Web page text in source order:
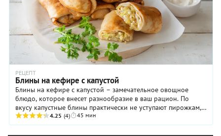
РЕЦЕПТ
Блины на кефире с капустой
Блины на кефире с капустой – замечательное овощное
блюдо, которое внесет разнообразие в ваш рацион. По
вкусу капустные блины практически не уступают пирожкам,
при этом для их выпечки требуется ...
4.25 (4) 45 мин